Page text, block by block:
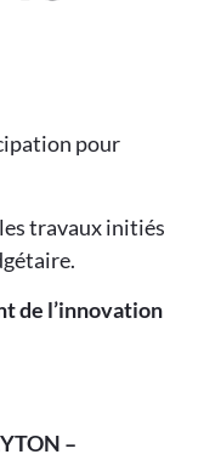
pour
travaux initiés
de l’innovation
–